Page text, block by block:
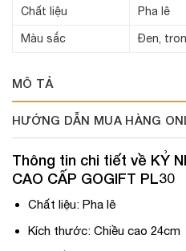
Chất liệu Pha lê
Màu sắc Đen,
MÔ TẢ
HƯỚNG DẪN MUA HÀNG
Thông tin chi tiết về KỶ
CAO CẤP GOGIFT PL30
Chất liệu: Pha lê
Kích thước: Chiều cao 24cm